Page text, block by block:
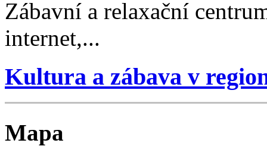
Zábavní a relaxační
internet,...
Kultura a zábava v
Mapa